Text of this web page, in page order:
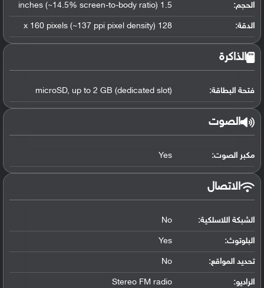
الحجم: 1.5 inches (~14.5% screen-to-body ratio)
الدقة: 128 x 160 pixels (~137 ppi pixel density)
الذاكرة
فتحة البطاقة: microSD, up to 2 GB (dedicated slot)
الصوت
مكبر الصوت: Yes
الاتصال
الشبكة اللاسلكية: No
البلوتوث:
Yes
تحديد المواقع:
No
الراديو: Stereo FM radio